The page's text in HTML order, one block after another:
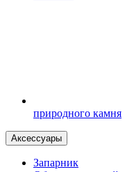
природного камня
Аксессуары
Запарник